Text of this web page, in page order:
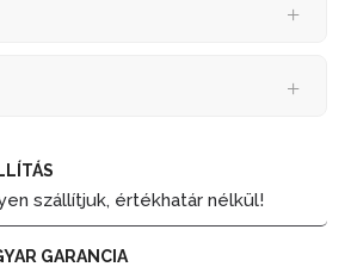
szállítjuk, értékhatár nélkül!
GARANCIA